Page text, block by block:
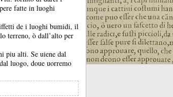
fatte in luoghi
de i luoghi bumidi, il
terreno, ò dall’alto per
piu alti. Se uiene dal
luogo, doue uorremo